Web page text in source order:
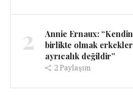
2
Annie Ernaux:
birlikte olmak
ayrıcalık değildir”
2 Paylaşım